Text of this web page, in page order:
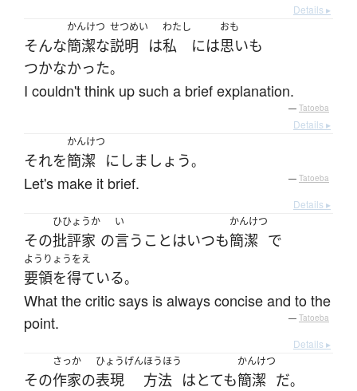
Details ▸
そんな
かんけつ
簡潔な
せつめい
説明 は
わたし
私 には
おも
思いも
つかなかった。
I couldn't think up such a brief explanation.
— Tatoeba
Details ▸
それを
かんけつ
簡潔 に しましょう。
Let's make it brief. — Tatoeba
Details ▸
その
ひひょうか
批評家 の
い
言う ことはいつも
かんけつ
簡潔 で
ようりょうをえ
要領を得ている。
What the critic says is always concise and to the
point.
— Tatoeba
Details ▸
その
さっか
作家の
ひょうげん
表現
ほうほう
方法 はとても
かんけつ
簡潔 だ。